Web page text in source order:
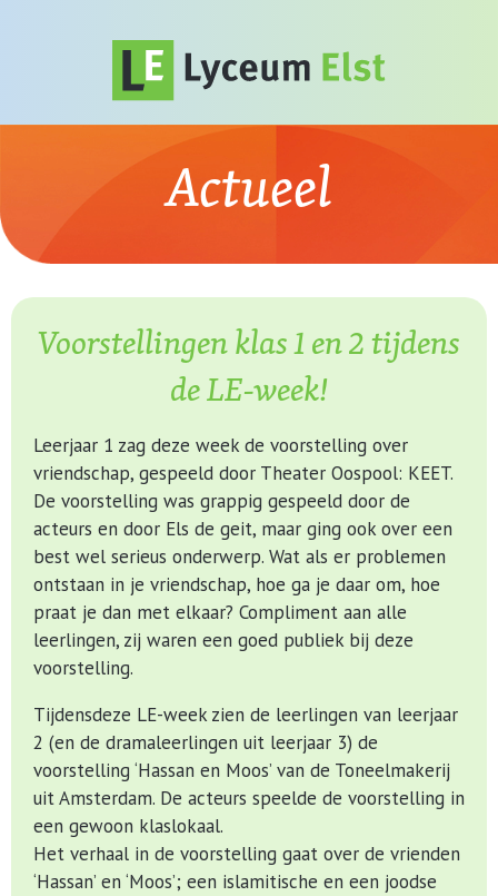
Actueel
Voorstellingen klas 1 en 2 tijdens
de LE-week!
Leerjaar 1 zag deze week de voorstelling over
vriendschap, gespeeld door Theater Oospool: KEET.
De voorstelling was grappig gespeeld door de
acteurs en door Els de geit, maar ging ook over een
best wel serieus onderwerp. Wat als er problemen
ontstaan in je vriendschap, hoe ga je daar om, hoe
praat je dan met elkaar? Compliment aan alle
leerlingen, zij waren een goed publiek bij deze
voorstelling.
Tijdensdeze LE-week zien de leerlingen van leerjaar
2 (en de dramaleerlingen uit leerjaar 3) de
voorstelling ‘Hassan en Moos’ van de Toneelmakerij
uit Amsterdam. De acteurs speelde de voorstelling in
een gewoon klaslokaal.
Het verhaal in de voorstelling gaat over de vrienden
‘Hassan’ en ‘Moos’; een islamitische en een joodse